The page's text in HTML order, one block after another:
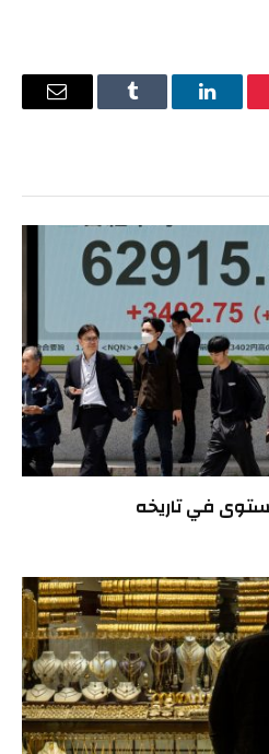
لينكدإن Tumblr
البريد
في تاريخه